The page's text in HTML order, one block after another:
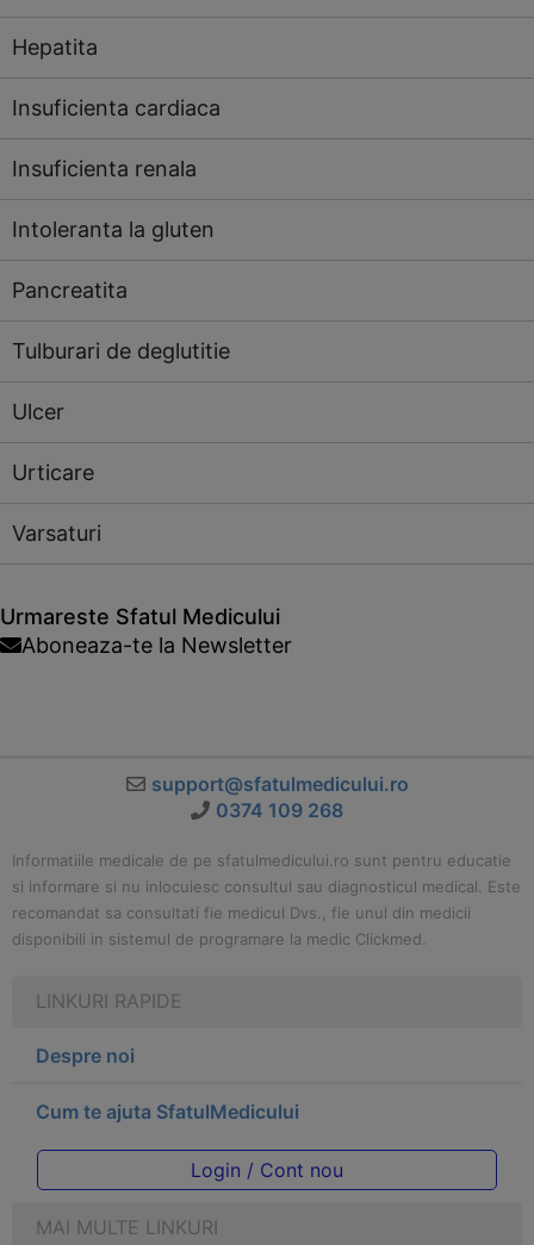
Hepatita
Insuficienta cardiaca
Insuficienta renala
Intoleranta la gluten
Pancreatita
Tulburari de deglutitie
Ulcer
Urticare
Varsaturi
Urmareste Sfatul Medicului
Aboneaza-te la Newsletter
support@sfatulmedicului.ro
0374 109 268
Informatiile medicale de pe sfatulmedicului.ro sunt pentru educatie
si informare si nu inlocuiesc consultul sau diagnosticul medical. Este
recomandat sa consultati fie medicul Dvs., fie unul din medicii
disponibili in sistemul de programare la medic Clickmed.
LINKURI RAPIDE
Despre noi
Cum te ajuta SfatulMedicului
Login / Cont nou
MAI MULTE LINKURI